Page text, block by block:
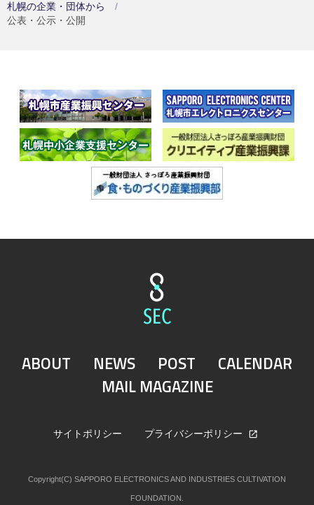
札幌の企業・団体から
公表・公示・公開
ABOUT NEWS POST
CALENDAR
MAIL MAGAZINE
サイトポリシー プライバシーポリシー
Copyright(C) SAPPORO ELECTRONICS AND INDUSTRIES CULTIVATION
FOUNDATION.